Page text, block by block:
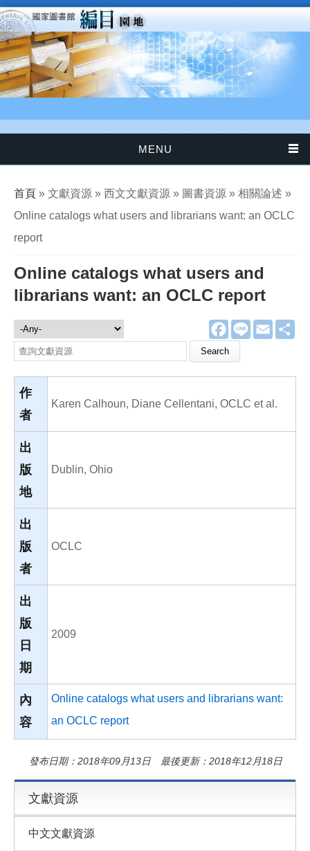
移至主內容
MENU
您在這裡
首頁 » 文獻資源 » 西文文獻資源 » 圖書資源 » 相關論述 »
Online catalogs what users and librarians want: an OCLC
report
Online catalogs what users and
librarians want: an OCLC report
F
a
e
o
k
L
E
m
文獻資源
Search this site
作
者
Karen Calhoun, Diane Cellentani, OCLC et al.
出
版
地
Dublin, Ohio
出
版
者
OCLC
出
版
日
期
2009
內
容
Online catalogs what users and librarians want:
an OCLC report
發布日期：2018年09月13日 最後更新：2018年12月18日
文獻資源
中文文獻資源